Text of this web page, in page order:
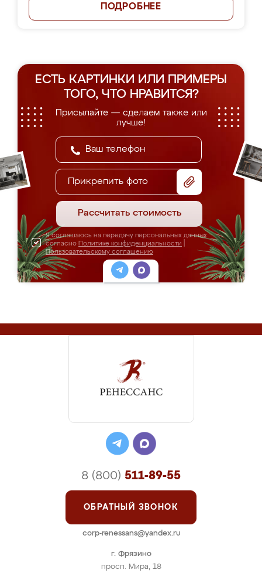
ПОДРОБНЕЕ
ЕСТЬ КАРТИНКИ ИЛИ ПРИМЕРЫ
ТОГО, ЧТО НРАВИТСЯ?
Присылайте — сделаем также или
лучше!
Прикрепить фото
Рассчитать стоимость
Я соглашаюсь на передачу персональных данных
согласно Политике конфиденциальности
Пользовательскому соглашению
г. Фрязино
просп. Мира, 18
8 (800) 511-89-55
ОБРАТНЫЙ ЗВОНОК
corp-renessans@yandex.ru